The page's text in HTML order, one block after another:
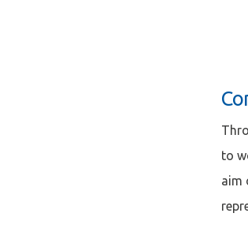
to
aim